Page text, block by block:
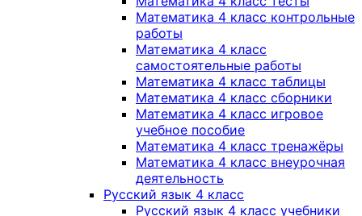
Математика 4 класс контрольные
работы
Математика 4 класс
самостоятельные работы
Математика 4 класс таблицы
Математика 4 класс сборники
Математика 4 класс игровое
учебное пособие
Математика 4 класс тренажёры
Математика 4 класс внеурочная
деятельность
Русский язык 4 класс
Русский язык 4 класс учебники